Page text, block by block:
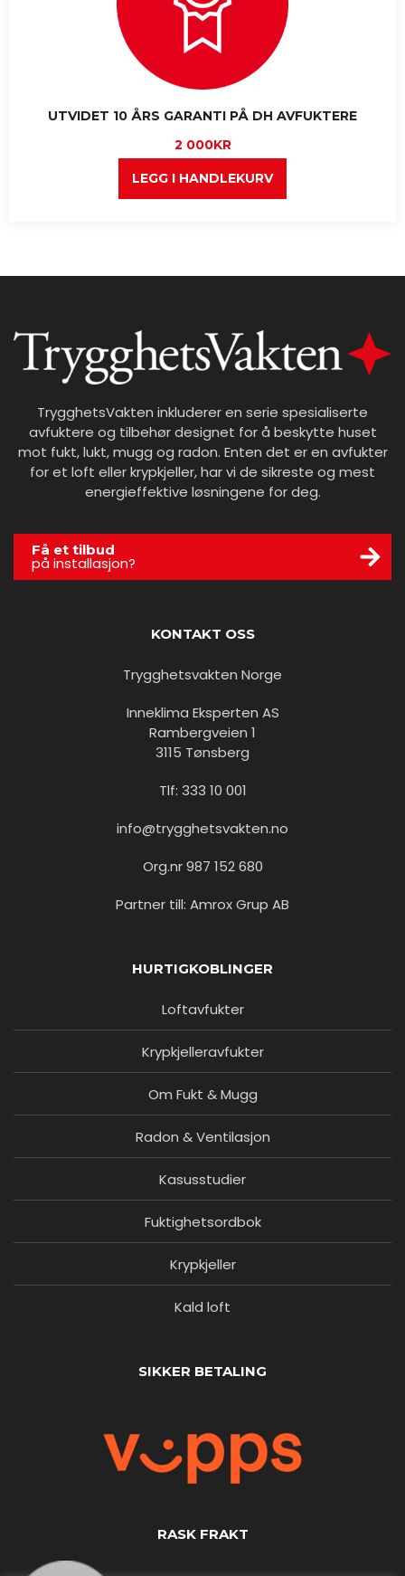
UTVIDET 10 ÅRS GARANTI PÅ DH AVFUKTERE
2 000KR
LEGG I HANDLEKURV
TrygghetsVakten inkluderer en serie spesialiserte
avfuktere og tilbehør designet for å beskytte huset
mot fukt, lukt, mugg og radon. Enten det er en avfukter
for et loft eller krypkjeller, har vi de sikreste og mest
energieffektive løsningene for deg.
Få et tilbud
på installasjon?
KONTAKT OSS
Trygghetsvakten Norge
Inneklima Eksperten AS
Rambergveien 1
3115 Tønsberg
Tlf: 333 10 001
info@trygghetsvakten.no
Org.nr 987 152 680
Partner till: Amrox Grup AB
HURTIGKOBLINGER
Loftavfukter
Krypkjelleravfukter
Om Fukt & Mugg
Radon & Ventilasjon
Kasusstudier
Fuktighetsordbok
Krypkjeller
Kald loft
SIKKER BETALING
RASK FRAKT